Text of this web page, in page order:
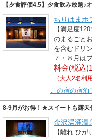
【夕食評価4.5】夕食飲み放題♪
ちりはまホ
【満足度
のまるごと
を含むドリ
７・８月は
料金(税込
（大人2名利
この宿の宿泊
8-9月がお得！★スイートも露天
金沢湯涌
【離れ ひ